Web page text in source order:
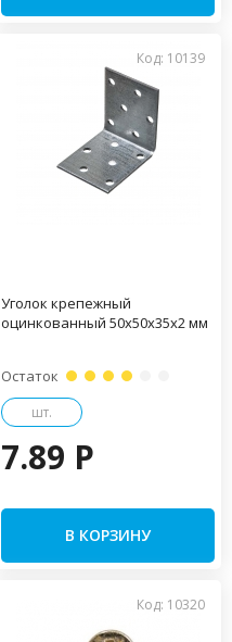
Код: 10139
Уголок крепежный
оцинкованный 50х50х35х2 мм
Остаток
шт.
7.89 P
В КОРЗИНУ
Код: 10320